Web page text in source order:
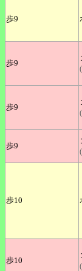
歩9
歩9
歩9
歩9
歩10
歩10